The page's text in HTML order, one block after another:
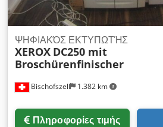
Bischofszell 1.382 km
ΨΗΦΙΑΚΌΣ ΕΚΤΥΠΩΤΉΣ
XEROX DC250 mit
Broschürenfinischer
Πληροφορίες τιμής